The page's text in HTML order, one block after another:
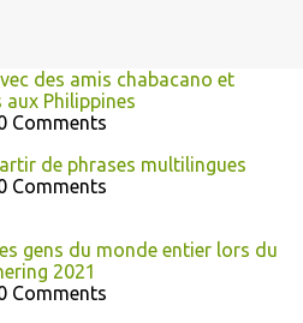
des amis chabacano et
Philippines
Comments
de phrases multilingues
Comments
gens du monde entier lors du
2021
Comments